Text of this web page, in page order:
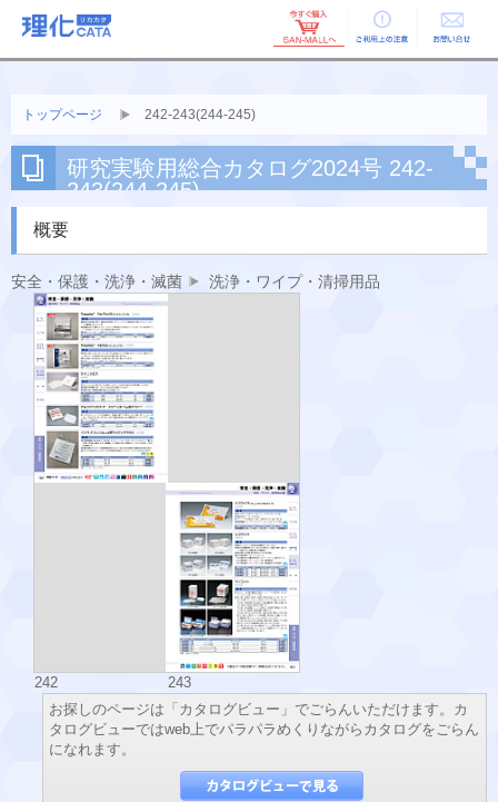
ご利用上の お問い合せ
トップページ 242-243(244-245)
研究実験用総合カタログ2024号 242-
243(244-245)
概要
安全・保護・洗浄・滅菌 洗浄・ワイプ・清掃用品
242
243
お探しのページは「カタログビュー」でごらんいただけます。カ
タログビューではweb上でパラパラめくりながらカタログをごらん
になれます。